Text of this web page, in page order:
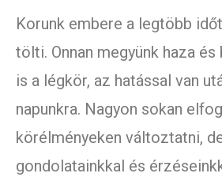
Korunk embere a legtöbb
tölti. Onnan megyünk haza
is a légkör, az hatással van
napunkra. Nagyon sokan
körélményeken változtatni,
gondolatainkkal és